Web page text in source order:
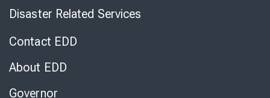
Disaster Related Services
Contact EDD
About EDD
Governor